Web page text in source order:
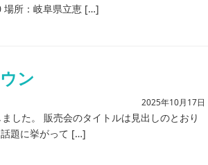
所：岐阜県立恵 […]
ン
2025年10月17日
した。 販売会のタイトルは見出しのとおり
題に挙がって […]